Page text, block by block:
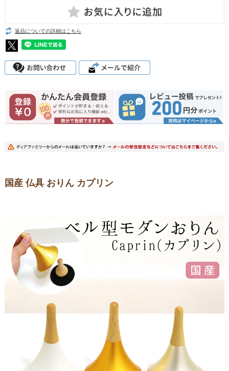
返品についての詳細はこちら
国産 仏具 おりん カプリン